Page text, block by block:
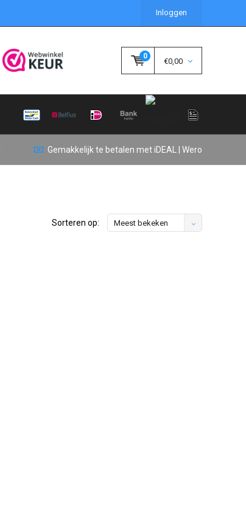
Inloggen
0
€0,00
Gemakkelijk te betalen met iDEAL | Wero
Sorteren op: Meest bekeken